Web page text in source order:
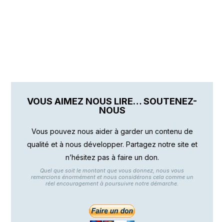
VOUS AIMEZ NOUS LIRE… SOUTENEZ-
NOUS
Vous pouvez nous aider à garder un contenu de
qualité et à nous développer. Partagez notre site et
n’hésitez pas à faire un don.
Quel que soit le montant que vous donnez, nous vous
remercions énormément et nous considérons cela comme un
réel encouragement à poursuivre notre démarche.